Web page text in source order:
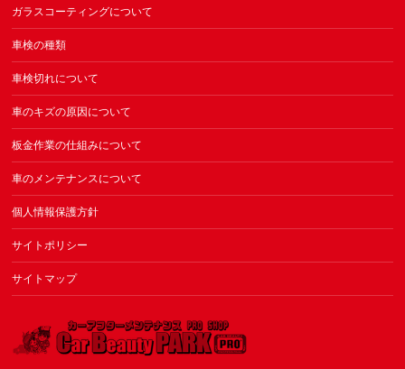
ガラスコーティングについて
車検の種類
車検切れについて
車のキズの原因について
板金作業の仕組みについて
車のメンテナンスについて
個人情報保護方針
サイトポリシー
サイトマップ